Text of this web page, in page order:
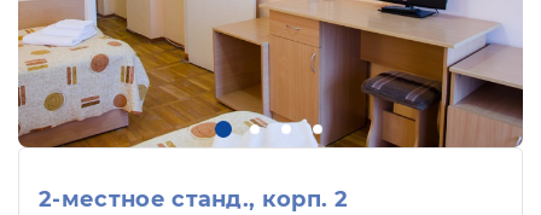
2-местное станд., корп. 2